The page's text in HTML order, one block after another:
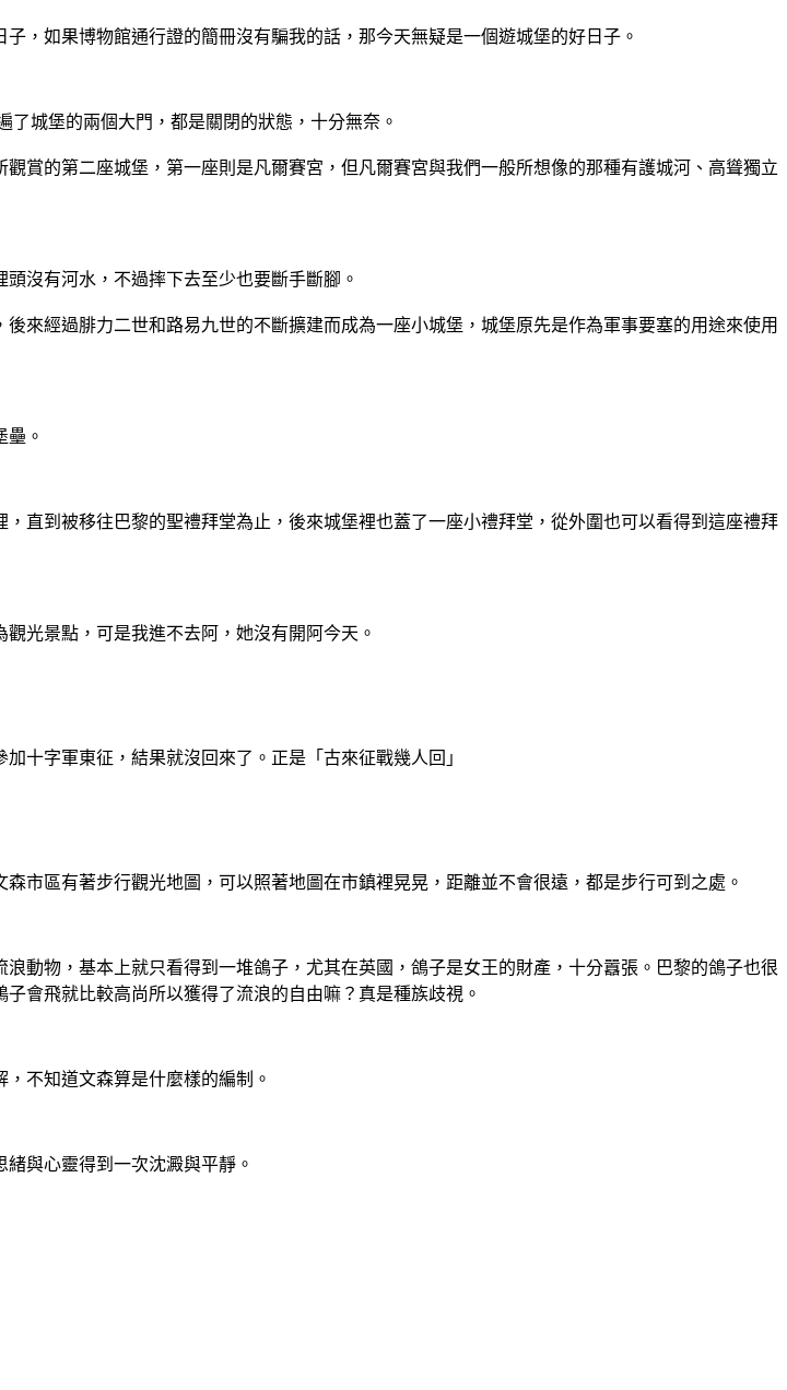
，如果博物館通行證的簡冊沒有騙我的話，那今天無疑是一個遊城堡的好日子。
城堡的兩個大門，都是關閉的狀態，十分無奈。
賞的第二座城堡，第一座則是凡爾賽宮，但凡爾賽宮與我們一般所想像的那種有護城河、高聳獨立
沒有河水，不過摔下去至少也要斷手斷腳。
來經過腓力二世和路易九世的不斷擴建而成為一座小城堡，城堡原先是作為軍事要塞的用途來使用
壘。
直到被移往巴黎的聖禮拜堂為止，後來城堡裡也蓋了一座小禮拜堂，從外圍也可以看得到這座禮拜
光景點，可是我進不去阿，她沒有開阿今天。
十字軍東征，結果就沒回來了。正是「古來征戰幾人回」
市區有著步行觀光地圖，可以照著地圖在市鎮裡晃晃，距離並不會很遠，都是步行可到之處。
動物，基本上就只看得到一堆鴿子，尤其在英國，鴿子是女王的財產，十分囂張。巴黎的鴿子也很
會飛就比較高尚所以獲得了流浪的自由嘛？真是種族歧視。
不知道文森算是什麼樣的編制。
與心靈得到一次沈澱與平靜。